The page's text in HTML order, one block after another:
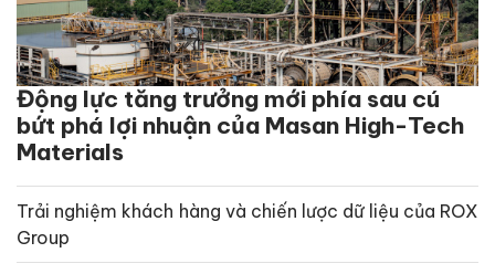
Động lực tăng trưởng mới phía sau cú
bứt phá lợi nhuận của Masan High-Tech
Materials
Trải nghiệm khách hàng và chiến lược dữ liệu của ROX
Group